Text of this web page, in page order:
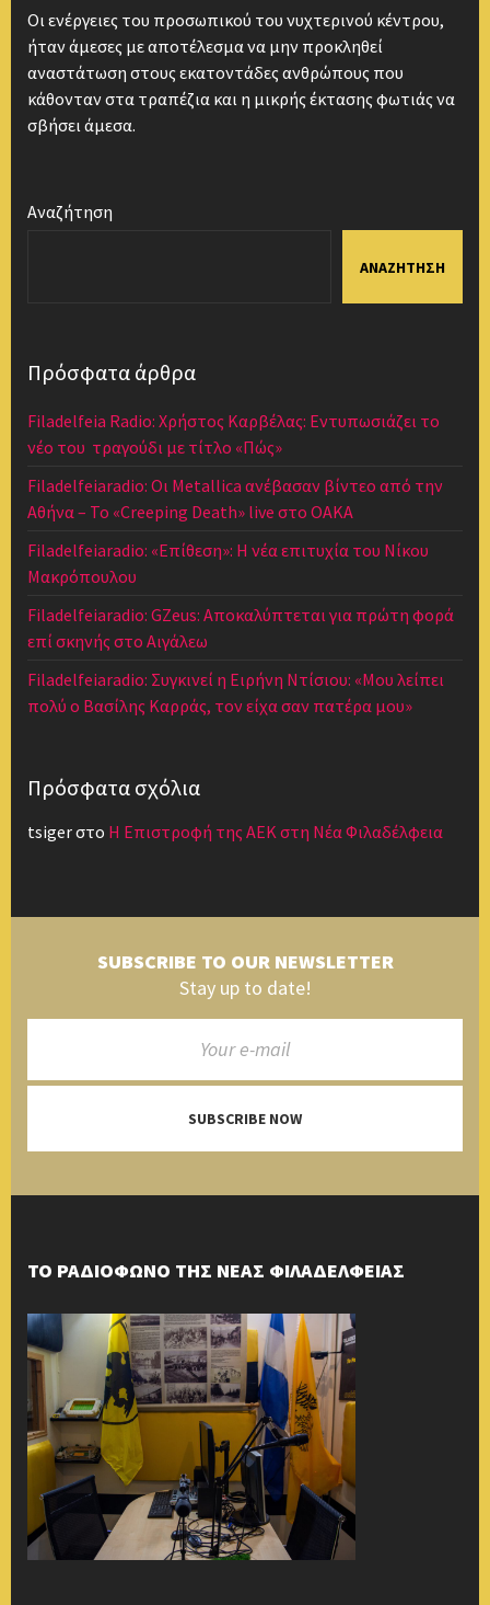
Οι ενέργειες του προσωπικού του νυχτερινού κέντρου,
ήταν άμεσες με αποτέλεσμα να μην προκληθεί
αναστάτωση στους εκατοντάδες ανθρώπους που
κάθονταν στα τραπέζια και η μικρής έκτασης φωτιάς να
σβήσει άμεσα.
Αναζήτηση
ΑΝΑΖΉΤΗΣΗ
Πρόσφατα άρθρα
Filadelfeia Radio: Χρήστος Καρβέλας: Εντυπωσιάζει το
νέο του τραγούδι με τίτλο «Πώς»
Filadelfeiaradio: Οι Metallica ανέβασαν βίντεο από την
Αθήνα – Το «Creeping Death» live στο ΟΑΚΑ
Filadelfeiaradio: «Επίθεση»: Η νέα επιτυχία του Νίκου
Μακρόπουλου
Filadelfeiaradio: GZeus: Αποκαλύπτεται για πρώτη φορά
επί σκηνής στο Αιγάλεω
Filadelfeiaradio: Συγκινεί η Ειρήνη Ντίσιου: «Μου λείπει
πολύ ο Βασίλης Καρράς, τον είχα σαν πατέρα μου»
Πρόσφατα σχόλια
tsigerστο Η Επιστροφή της ΑΕΚ στη Νέα Φιλαδέλφεια
SUBSCRIBE TO OUR NEWSLETTER
Stay up to date!
SUBSCRIBE NOW
ΤΟ ΡΑΔΙΟΦΩΝΟ ΤΗΣ ΝΕΑΣ ΦΙΛΑΔΕΛΦΕΙΑΣ